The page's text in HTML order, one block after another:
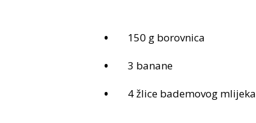
150 g borovnica
3 banane
4 žlice bademovog mlijeka